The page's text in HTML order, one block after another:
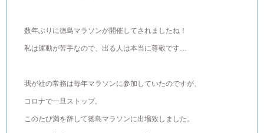
数年ぶりに徳島マラソンが開催してされましたね！
私は運動が苦手なので、出る人は本当に尊敬です…
我が社の常務は毎年マラソンに参加していたのですが、
コロナで一旦ストップ。
このたび満を辞して徳島マラソンに出場致しました。